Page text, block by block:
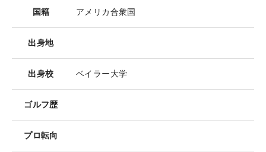
国籍 アメリカ合衆国
出身地
出身校 ベイラー大学
ゴルフ歴
プロ転向